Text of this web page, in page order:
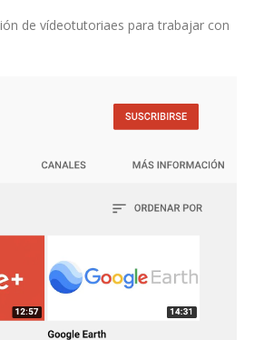
de vídeotutoriaes para trabajar con